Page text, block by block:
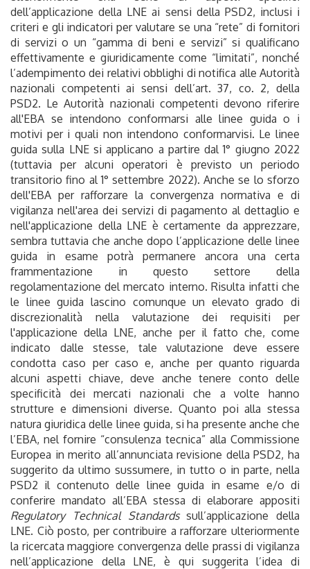
dell’applicazione della LNE ai sensi della PSD2, inclusi i
criteri e gli indicatori per valutare se una “rete” di fornitori
di servizi o un “gamma di beni e servizi” si qualificano
effettivamente e giuridicamente come “limitati”, nonché
l’adempimento dei relativi obblighi di notifica alle Autorità
nazionali competenti ai sensi dell’art. 37, co. 2, della
PSD2. Le Autorità nazionali competenti devono riferire
all'EBA se intendono conformarsi alle linee guida o i
motivi per i quali non intendono conformarvisi. Le linee
guida sulla LNE si applicano a partire dal 1° giugno 2022
(tuttavia per alcuni operatori è previsto un periodo
transitorio fino al 1° settembre 2022). Anche se lo sforzo
dell'EBA per rafforzare la convergenza normativa e di
vigilanza nell'area dei servizi di pagamento al dettaglio e
nell'applicazione della LNE è certamente da apprezzare,
sembra tuttavia che anche dopo l’applicazione delle linee
guida in esame potrà permanere ancora una certa
frammentazione in questo settore della
regolamentazione del mercato interno. Risulta infatti che
le linee guida lascino comunque un elevato grado di
discrezionalità nella valutazione dei requisiti per
l'applicazione della LNE, anche per il fatto che, come
indicato dalle stesse, tale valutazione deve essere
condotta caso per caso e, anche per quanto riguarda
alcuni aspetti chiave, deve anche tenere conto delle
specificità dei mercati nazionali che a volte hanno
strutture e dimensioni diverse. Quanto poi alla stessa
natura giuridica delle linee guida, si ha presente anche che
l’EBA, nel fornire “consulenza tecnica” alla Commissione
Europea in merito all’annunciata revisione della PSD2, ha
suggerito da ultimo sussumere, in tutto o in parte, nella
PSD2 il contenuto delle linee guida in esame e/o di
conferire mandato all’EBA stessa di elaborare appositi
Regulatory Technical Standardssull’applicazione della
LNE. Ciò posto, per contribuire a rafforzare ulteriormente
la ricercata maggiore convergenza delle prassi di vigilanza
nell’applicazione della LNE, è qui suggerita l’idea di